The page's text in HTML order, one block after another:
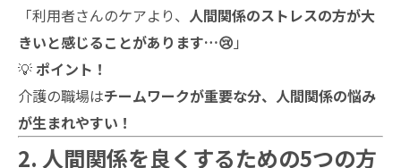
「利用者さんのケアより、 人間関係のストレスの方が大
きいと感じることがあります…😢 」
💡 ポイント！
介護の職場はチームワークが重要な分、人間関係の悩み
が生まれやすい！
2. 人間関係を良くするための5つの方